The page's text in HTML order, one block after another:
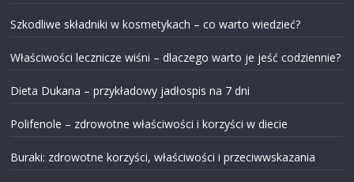
Szkodliwe składniki w kosmetykach – co warto wiedzieć?
Właściwości lecznicze wiśni – dlaczego warto je jeść codziennie?
Dieta Dukana – przykładowy jadłospis na 7 dni
Polifenole – zdrowotne właściwości i korzyści w diecie
Buraki: zdrowotne korzyści, właściwości i przeciwwskazania